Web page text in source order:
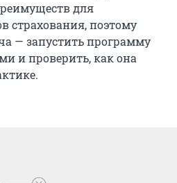
для
страхования, поэтому
— запустить программу
и проверить, как она